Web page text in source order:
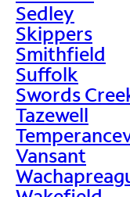
Sedley
Skippers
Smithfield
Suffolk
Swords
Tazewell
Vansant